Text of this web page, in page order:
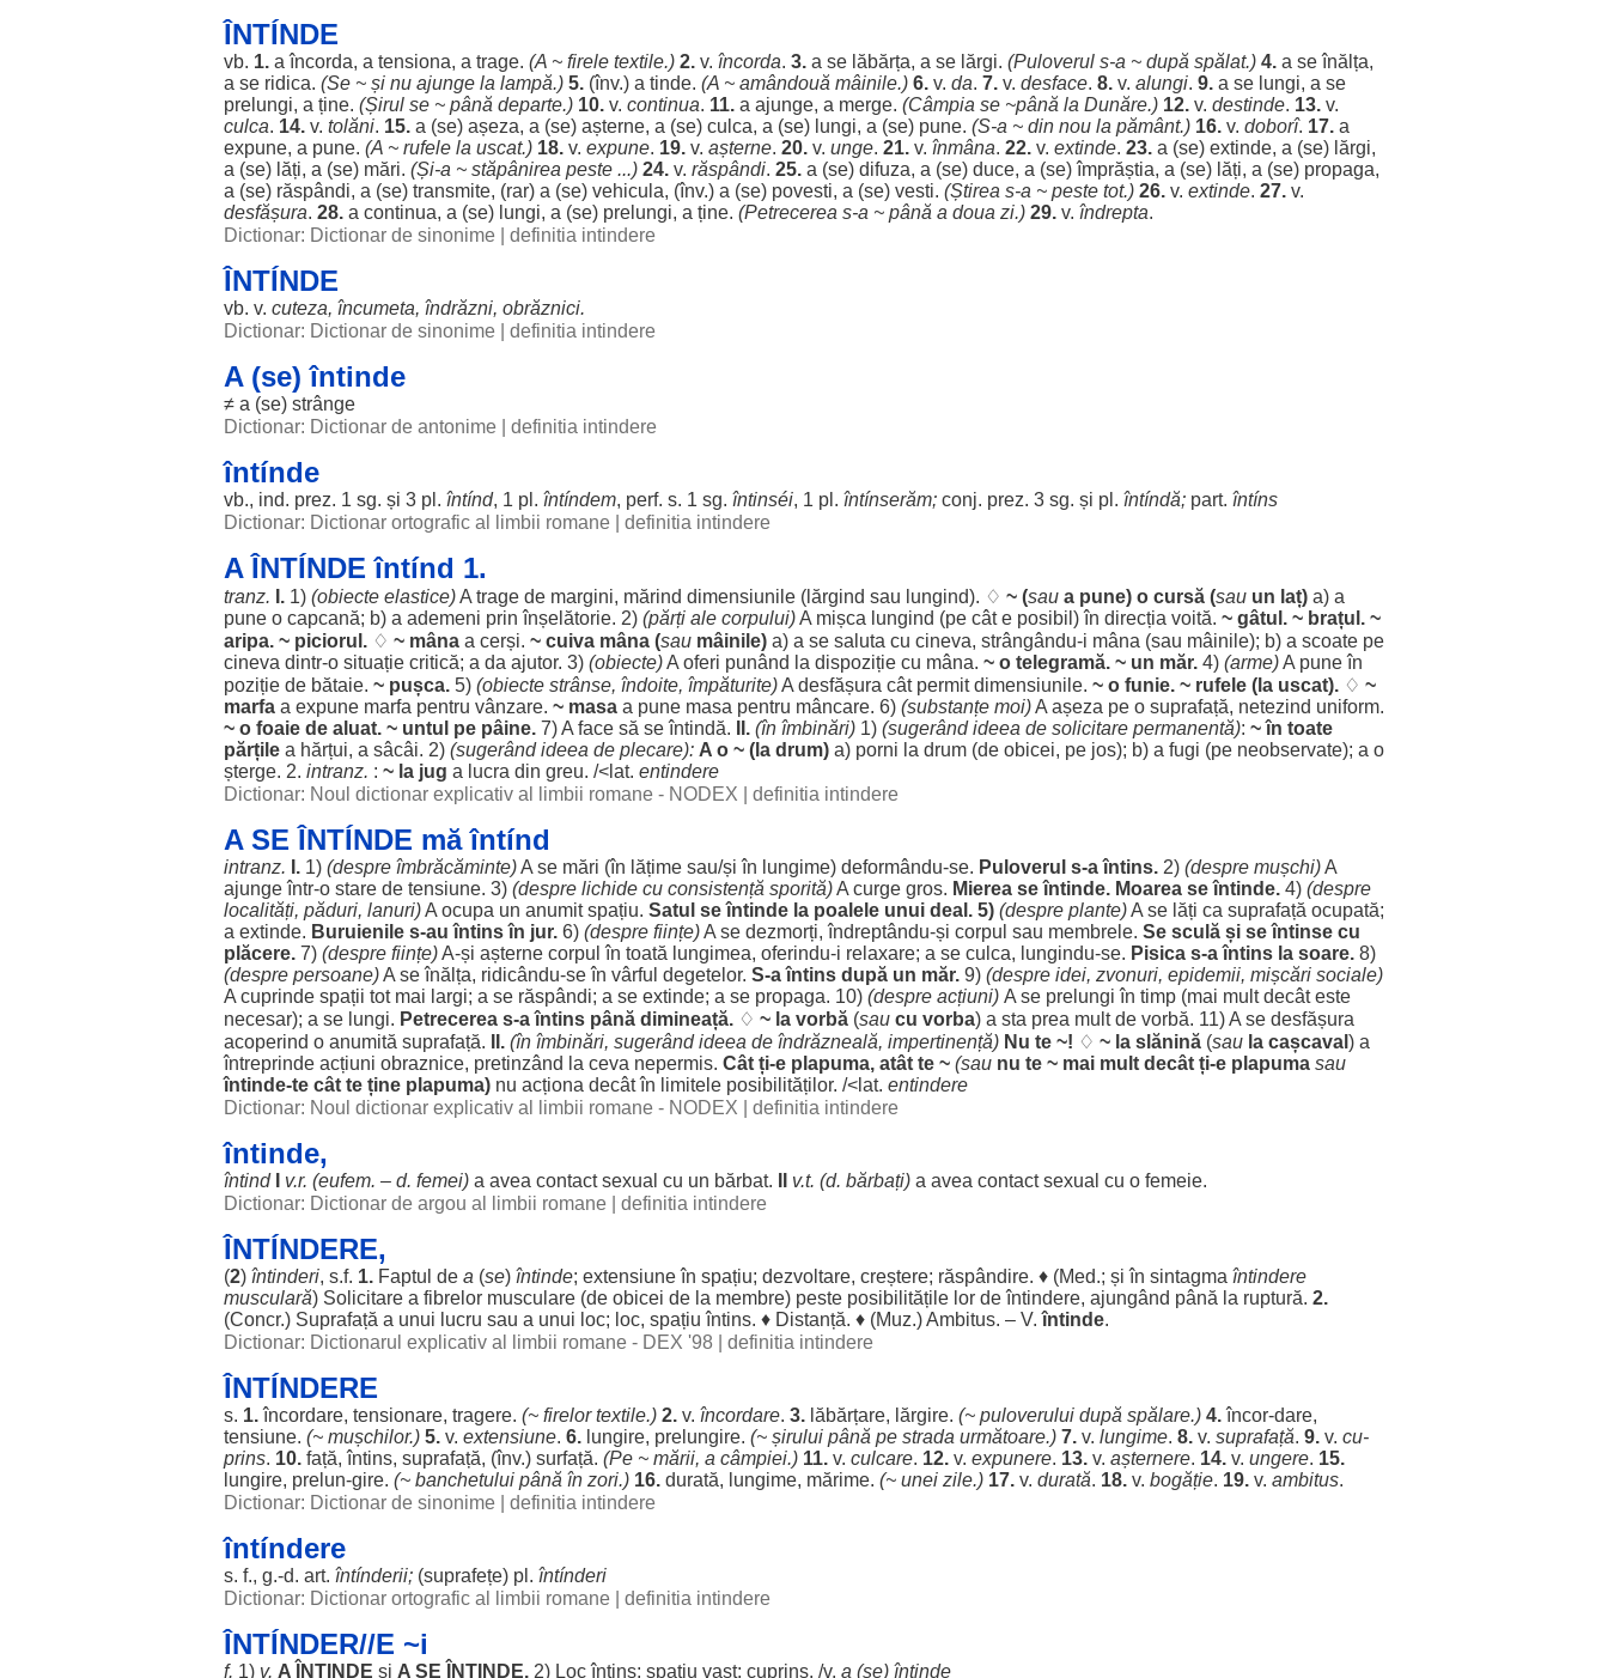
ÎNTÍNDE
vb. 1. aîncorda, a tensiona, a trage. (A ~ firele textile.) 2. v. încorda. 3. a se lăbărța, a se lărgi. (Puloverul s-a ~ după spălat.) 4. a seînălța,
a se ridica. (Se ~ și nu ajunge la lampă.) 5. (înv.) a tinde. (A ~ amândouă mâinile.) 6. v. da. 7. v. desface. 8. v. alungi. 9. a se lungi, a se
prelungi, a ține. (Șirul se ~ până departe.) 10. v. continua. 11. a ajunge, a merge. (Câmpia se ~până la Dunăre.) 12. v. destinde. 13. v.
culca. 14. v. tolăni. 15. a (se) așeza, a (se) așterne, a (se) culca, a (se) lungi, a (se) pune. (S-a ~ din nou la pământ.) 16. v. doborî. 17. a
expune, a pune. (A ~ rufele la uscat.) 18. v. expune. 19. v. așterne. 20. v. unge. 21. v. înmâna. 22. v. extinde. 23. a (se) extinde, a (se) lărgi,
a (se) lăți, a (se) mări. (Și-a ~ stăpânirea peste ...) 24. v. răspândi. 25. a (se) difuza, a (se) duce, a (se)împrăștia, a (se) lăți, a (se) propaga,
a (se) răspândi, a (se) transmite, (rar) a (se) vehicula, (înv.) a (se) povesti, a (se) vesti. (Știrea s-a ~ peste tot.) 26. v. extinde. 27. v.
desfășura. 28. a continua, a (se) lungi, a (se) prelungi, a ține. (Petrecerea s-a ~ până a doua zi.) 29. v. îndrepta.
Dictionar: Dictionar de sinonime
definitia intindere
ÎNTÍNDE
vb. v. cuteza, încumeta, îndrăzni, obrăznici.
Dictionar: Dictionar de sinonime
definitia intindere
A (se) întinde
≠ a (se) strânge
Dictionar: Dictionar de antonime
definitia intindere
întínde
vb., ind. prez. 1 sg. și 3 pl. întínd, 1 pl. întíndem, perf. s. 1 sg. întinséi, 1 pl. întínserăm; conj. prez. 3 sg. și pl. întíndă; part. întíns
Dictionar: Dictionar ortografic al limbii romane
definitia intindere
A ÎNTÍNDE întínd 1.
tranz. I. 1) (obiecte elastice)A trage de margini, mărind dimensiunile ( lărgind sau lungind). ♢ ~ (sau a pune) o cursă (sau un laț) a) a
pune o capcană; b) a ademeni prinînșelătorie. 2) (părți ale corpului)A mișca lungind (pe cât e posibil ) în direcția voită. ~ gâtul . ~ brațul . ~
aripa. ~ piciorul . ♢ ~ mâna a cerși. ~ cuiva mâna (sau mâinile) a) a se saluta cu cineva, strângându-i mâna (sau mâinile); b) a scoate pe
cineva dintr-o situație critică; a da ajutor. 3) (obiecte)A oferi punând la dispoziție cu mâna. ~ o telegramă. ~ un măr. 4) (arme)A pune în
poziție de bătaie. ~ pușca. 5) (obiecte strânse, îndoite, împăturite)A desfășura cât permit dimensiunile. ~ o funie. ~ rufele (la uscat). ♢ ~
marfa a expune marfa pentru vânzare. ~ masa a pune masa pentru mâncare. 6) (substanțe moi)A așeza pe o suprafață, netezind uniform.
~ o foaie de aluat. ~ untul pe pâine. 7) A face să seîntindă. II. (în îmbinări) 1) (sugerând ideea de solicitare permanentă): ~ în toate
părțile a hărțui, a sâcâi. 2) (sugerând ideea de plecare): A o ~ (la drum) a) porni la drum (de obicei, pe jos); b) a fugi (pe neobservate); a o
șterge. 2. intranz. : ~ la jug a lucra din greu. /<lat. entindere
Dictionar: Noul dictionar explicativ al limbii romane - NODEX
definitia intindere
A SE ÎNTÍNDE mă întínd
intranz. I. 1) (despre îmbrăcăminte)A se mări (în lățime sau/și în lungime) deformându-se. Puloverul s-aîntins. 2) (despre mușchi)A
ajungeîntr-o stare de tensiune. 3) (despre lichide cu consistență sporită)A curge gros. Mierea seîntinde. Moarea seîntinde. 4) (despre
localități, păduri, lanuri)A ocupa un anumit spațiu. Satul seîntinde la poalele unui deal . 5) (despre plante)A se lăți ca suprafață ocupată;
a extinde. Buruienile s-auîntinsîn jur. 6) (despre ființe)A se dezmorți, îndreptându-și corpul sau membrele. Se sculă și seîntinse cu
plăcere. 7) (despre ființe)A-și așterne corpul în toată lungimea, oferindu-i relaxare; a se culca, lungindu-se. Pisica s-aîntins la soare. 8)
(despre persoane)A seînălța, ridicându-se în vârful degetelor. S-aîntins după un măr. 9) (despre idei, zvonuri, epidemii, mișcări sociale)
A cuprinde spații tot mai largi; a se răspândi; a se extinde; a se propaga. 10) (despre acțiuni) A se prelungi în timp (mai mult decâteste
necesar); a se lungi. Petrecerea s-aîntins până dimineață. ♢ ~ la vorbă (sau cu vorba) a sta prea multde vorbă. 11) A se desfășura
acoperind o anumită suprafață. II. (în îmbinări, sugerând ideea de îndrăzneală, impertinență) Nu te ~! ♢ ~ la slănină (sau la cașcaval ) a
întreprinde acțiuni obraznice, pretinzând la ceva nepermis. Cât ți-e plapuma, atât te ~ (sau nu te ~ mai mult decât ți-e plapuma sau
întinde-te cât te ține plapuma) nu acționa decâtîn limitele posibilităților. /<lat. entindere
Dictionar: Noul dictionar explicativ al limbii romane - NODEX
definitia intindere
întinde,
întind v.r. (eufem. – d. femei) a avea contact sexual cu un bărbat. v.t. (d. bărbați) a avea contact sexual cu o femeie.
Dictionar: Dictionar de argou al limbii romane
definitia intindere
ÎNTÍNDERE,
(2) întinderi, s.f. 1. Faptul de a (se) întinde; extensiuneîn spațiu; dezvoltare, creștere; răspândire. ♦ (Med.; și în sintagma întindere
musculară) Solicitare a fibrelor musculare (de obicei de la membre) peste posibilitățile lor de întindere, ajungând până la ruptură. 2.
(Concr.) Suprafață a unui lucru sau a unui loc; loc, spațiu întins. ♦ Distanță. ♦ (Muz.)Ambitus. – V.întinde.
Dictionar: Dictionarul explicativ al limbii romane - DEX '98
definitia intindere
ÎNTÍNDERE
s. 1. încordare, tensionare, tragere. (~ firelor textile.) 2. v. încordare. 3. lăbărțare, lărgire. (~ puloverului după spălare.) 4.încor-dare,
tensiune. (~ mușchilor.) 5. v. extensiune. 6. lungire, prelungire. (~ șirului până pe strada următoare.) 7. v. lungime. 8. v. suprafață. 9. v. cu-
prins. 10. față,întins, suprafață, (înv.) surfață. (Pe ~ mării, a câmpiei.) 11. v. culcare. 12. v. expunere. 13. v. așternere. 14. v. ungere. 15.
lungire, prelun-gire. (~ banchetului până în zori.) 16. durată, lungime, mărime. (~ unei zile.) 17. v. durată. 18. v. bogăție. 19. v. ambitus.
Dictionar: Dictionar de sinonime
definitia intindere
întíndere
s. f., g.-d. art. întínderii; (suprafețe) pl. întínderi
Dictionar: Dictionar ortografic al limbii romane
definitia intindere
ÎNTÍNDER//E ~i
f. 1) v. A ÎNTINDE și A SE ÎNTINDE. 2) Loc întins; spațiu vast; cuprins. /v. a (se) întinde